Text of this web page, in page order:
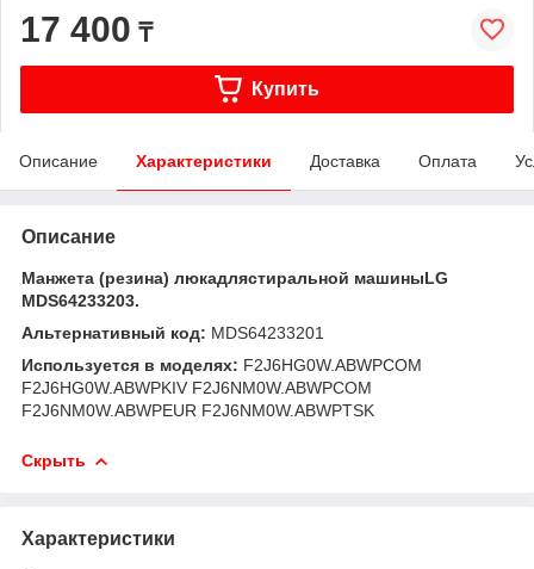
17 400 ₸
Купить
Описание Характеристики Доставка Оплата
Описание
Манжета (резина) люкадлястиральной машиныLG
MDS64233203.
Альтернативный код: MDS64233201
Используется в моделях: F2J6HG0W.ABWPCOM
F2J6HG0W.ABWPKIV F2J6NM0W.ABWPCOM
F2J6NM0W.ABWPEUR F2J6NM0W.ABWPTSK
Скрыть
Характеристики